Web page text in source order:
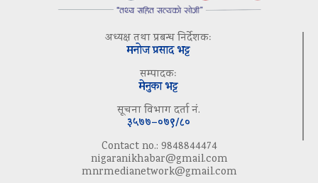
अध्यक्ष तथा प्रबन्ध निर्देशकः
मनोज प्रसाद भट्ट
सम्पादकः
मेनुका भट्ट
सूचना विभाग दर्ता नं.
३५७७–०७९/८०
Contact no.: 9848844474
nigaranikhabar@gmail.com
mnrmedianetwork@gmail.com